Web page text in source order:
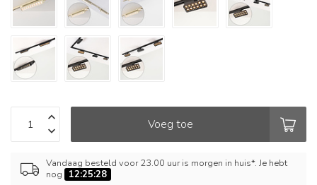
Voeg toe
Vandaag besteld voor 23.00 uur is morgen in huis*. Je hebt
nog
12:25:28